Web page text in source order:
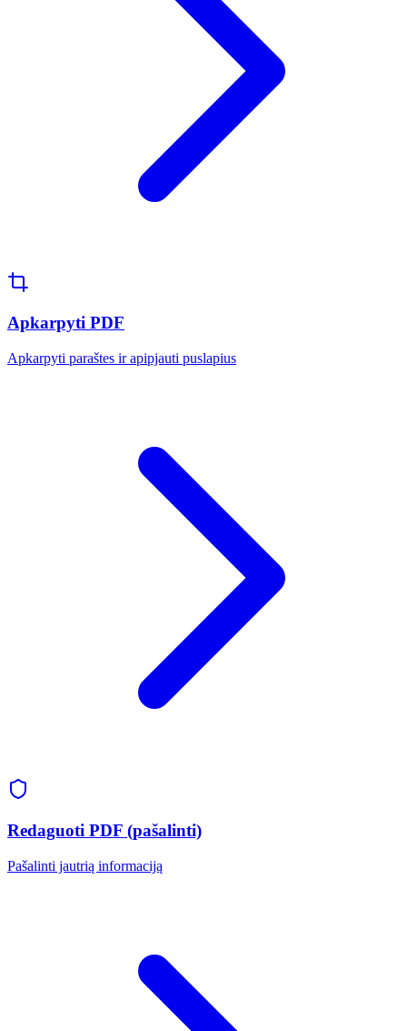
Apkarpyti PDF
Apkarpyti paraštes ir apipjauti puslapius
Redaguoti PDF (pašalinti)
Pašalinti jautrią informaciją